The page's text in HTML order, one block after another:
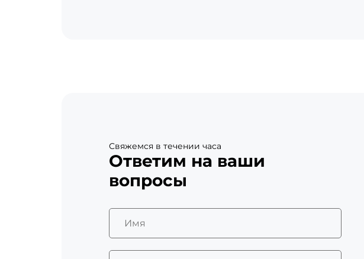
Свяжемся в течении часа
Ответим на ваши
вопросы